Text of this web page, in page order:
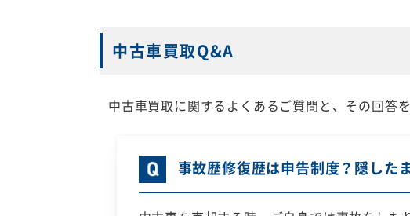
中古車買取Q&A
中古車買取に関するよくあるご質問と、その回答を
事故歴修復歴は申告制度？隠した